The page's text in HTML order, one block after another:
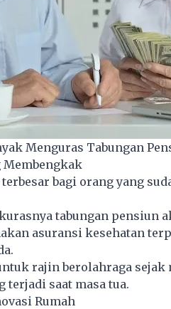
Menguras Tabungan
Membengkak
bagi orang yang
tabungan pensiun
asuransi kesehatan
rajin berolahraga sejak
terjadi saat masa tua.
Rumah